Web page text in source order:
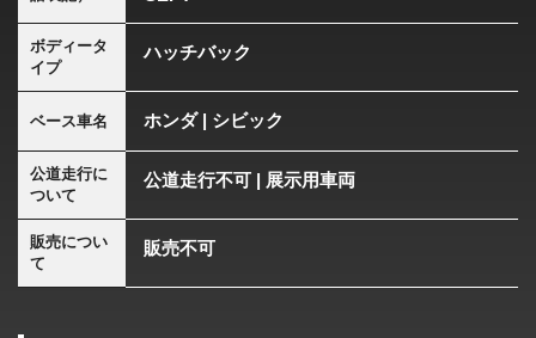
ボディータ
イプ
ハッチバック
ベース車名 ホンダ | シビック
公道走行に
ついて
公道走行不可 | 展示用車両
販売につい
て
販売不可